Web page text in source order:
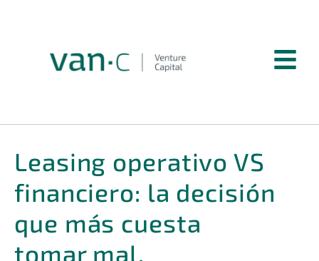
Leasing operativo VS
financiero: la decisión
que más cuesta
tomar mal.